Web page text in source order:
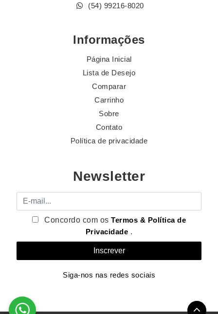
(54) 99216-8020
Informações
Página Inicial
Lista de Desejo
Comparar
Carrinho
Sobre
Contato
Política de privacidade
Newsletter
E-mail
Concordo com osTermos & Política de
Privacidade .
Siga-nos nas redes sociais